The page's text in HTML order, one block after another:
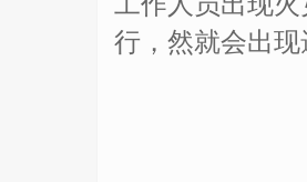
行，然就会出